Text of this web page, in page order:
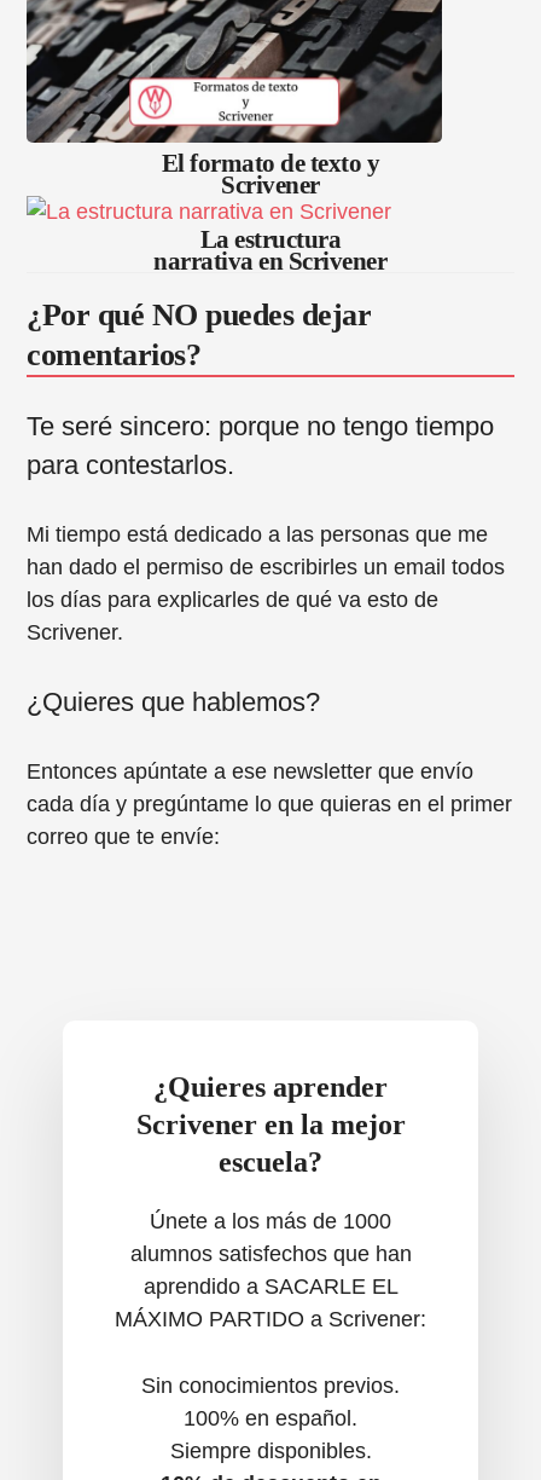
El formato de texto y
Scrivener
La estructura
narrativa en Scrivener
¿Por qué NO puedes dejar
comentarios?
Te seré sincero: porque no tengo tiempo
para contestarlos.
Mi tiempo está dedicado a las personas que me
han dado el permiso de escribirles un email todos
los días para explicarles de qué va esto de
Scrivener.
¿Quieres que hablemos?
Entonces apúntate a ese newsletter que envío
cada día y pregúntame lo que quieras en el primer
correo que te envíe:
¿Quieres aprender
Scrivener en la mejor
escuela?
Únete a los más de 1000
alumnos satisfechos que han
aprendido a SACARLE EL
MÁXIMO PARTIDO a Scrivener:
Sin conocimientos previos.
100% en español.
Siempre disponibles.